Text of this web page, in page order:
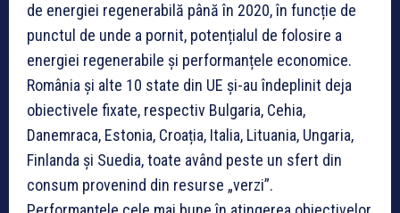
de energiei regenerabilă până în 2020, în funcție de
punctul de unde a pornit, potențialul de folosire a
energiei regenerabile și performanțele economice.
România și alte 10 state din UE și-au îndeplinit deja
obiectivele fixate, respectiv Bulgaria, Cehia,
Danemraca, Estonia, Croația, Italia, Lituania, Ungaria,
Finlanda și Suedia, toate având peste un sfert din
consum provenind din resurse „verzi”.